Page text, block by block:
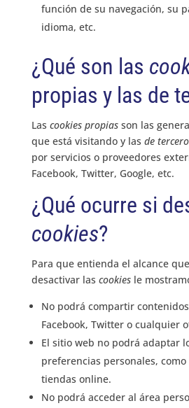
función de su navegación, su
idioma, etc.
¿Qué son las
propias y las de
Las cookies propiasson las
que está visitando y las de
por servicios o proveedores
Facebook, Twitter, Google, etc.
¿Qué ocurre si
cookies?
Para que entienda el alcance
desactivar las cookiesle
No podrá compartir
Facebook, Twitter o cualquier
El sitio web no podrá adaptar
preferencias personales,
tiendas online.
No podrá acceder al área